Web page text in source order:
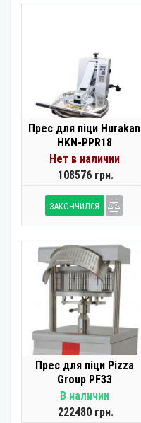
Прес для піци Hurakan
HKN-PPR18
Нет в наличии
108576 грн.
ЗАКОНЧИЛСЯ
Прес для піци Pizza
Group PF33
В наличии
222480 грн.